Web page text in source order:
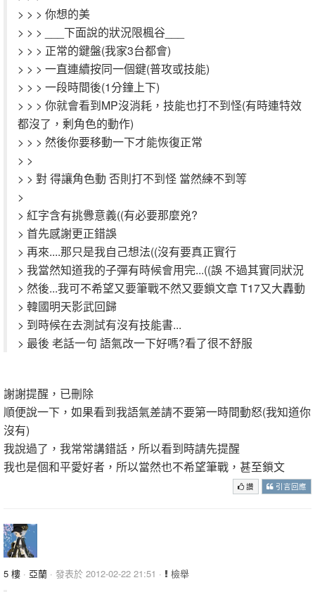
> > > 你想的美
> > > ___下面說的狀況限楓谷___
> > > 正常的鍵盤(我家3台都會)
> > > 一直連續按同一個鍵(普攻或技能)
> > > 一段時間後(1分鐘上下)
> > > 你就會看到MP沒消耗，技能也打不到怪(有時連特效
都沒了，剰角色的動作)
> > > 然後你要移動一下才能恢復正常
> >
> > 對 得讓角色動 否則打不到怪 當然練不到等
>
> 紅字含有挑釁意義((有必要那麼兇?
> 首先感謝更正錯誤
> 再來....那只是我自己想法((沒有要真正實行
> 我當然知道我的子彈有時候會用完...((誤 不過其實同狀況
> 然後...我可不希望又要筆戰不然又要鎖文章 T17又大轟動
> 韓國明天影武回歸
> 到時候在去測試有沒有技能書...
> 最後 老話一句 語氣改一下好嗎?看了很不舒服
謝謝提醒，已刪除
順便說一下，如果看到我語氣差請不要第一時間動怒(我知道你
沒有)
我說過了，我常常講錯話，所以看到時請先提醒
我也是個和平愛好者，所以當然也不希望筆戰，甚至鎖文
讚 引言回應
5 樓 · 亞蘭 · 發表於 2012-02-22 21:51 · 檢舉